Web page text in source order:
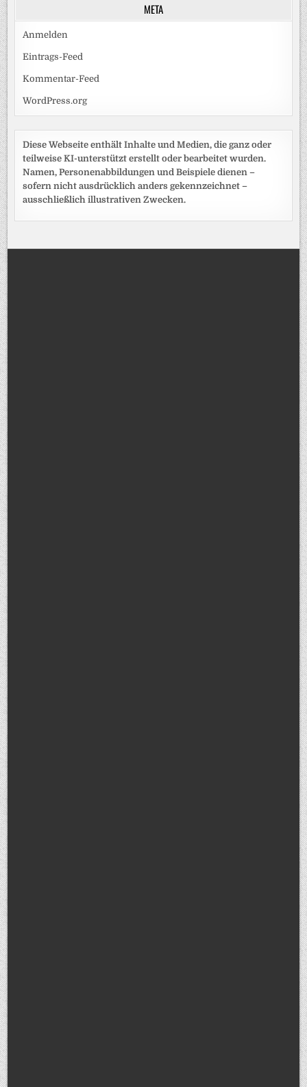
META
Anmelden
Eintrags-Feed
Kommentar-Feed
WordPress.org
Diese Webseite enthält Inhalte und Medien, die ganz oder
teilweise KI-unterstützt erstellt oder bearbeitet wurden.
Namen, Personenabbildungen und Beispiele dienen –
sofern nicht ausdrücklich anders gekennzeichnet –
ausschließlich illustrativen Zwecken.